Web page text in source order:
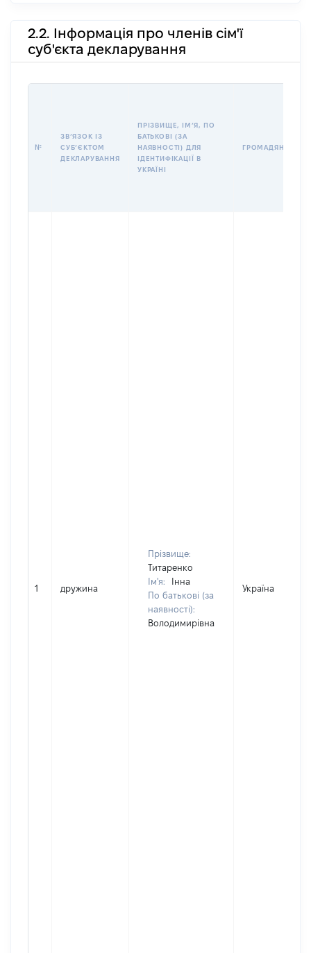
2.2. Інформація про членів сім'ї
суб'єкта декларування
№
ЗВʼЯЗОК ІЗ
СУБʼЄКТОМ
ДЕКЛАРУВАННЯ
ПРІЗВИЩЕ, ІМʼЯ, ПО
БАТЬКОВІ (ЗА
НАЯВНОСТІ) ДЛЯ
ІДЕНТИФІКАЦІЇ В
УКРАЇНІ
ГРОМАДЯНСТВО
1 дружина
Прізвище:
Титаренко
Ім'я:
Інна
По батькові (за
наявності):
Володимирівна
Україна